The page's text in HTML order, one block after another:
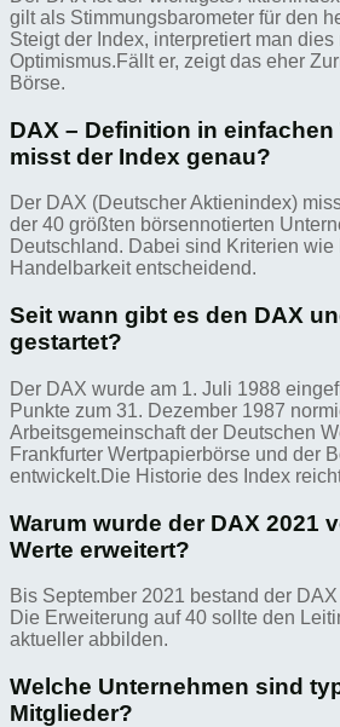
gilt als Stimmungsbarometer für den
Steigt der Index, interpretiert man dies
Optimismus.Fällt er, zeigt das eher
Börse.
DAX – Definition in einfachen
misst der Index genau?
Der DAX (Deutscher Aktienindex)
der 40 größten börsennotierten
Deutschland. Dabei sind Kriterien wie
Handelbarkeit entscheidend.
Seit wann gibt es den DAX
gestartet?
Der DAX wurde am 1. Juli 1988
Punkte zum 31. Dezember 1987
Arbeitsgemeinschaft der Deutschen
Frankfurter Wertpapierbörse und der
entwickelt.Die Historie des Index
Warum wurde der DAX 2021
Werte erweitert?
Bis September 2021 bestand der
Die Erweiterung auf 40 sollte den
aktueller abbilden.
Welche Unternehmen sind
Mitglieder?